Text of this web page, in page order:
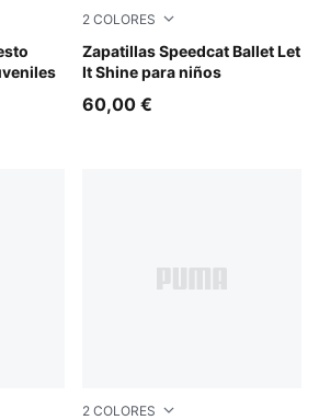
Gleam-Fluro Orange Pes
2 COLORES
Zapatillas Speedcat Ballet Let
It Shine para niños
Misty Pink-Powder Pink
60,00 €
2 COLORES